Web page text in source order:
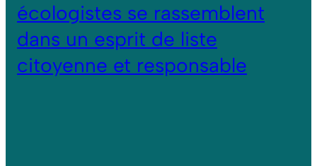
écologistes se rassemblent
dans un esprit de liste
citoyenne et responsable